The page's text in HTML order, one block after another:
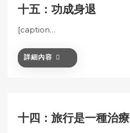
十五：功成身退
[caption…
詳細內容
十四：旅行是一種治療